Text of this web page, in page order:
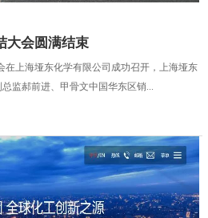
大会圆满结束
在上海垭东化学有限公司成功召开，上海垭东
监郝前进、甲骨文中国华东区销...